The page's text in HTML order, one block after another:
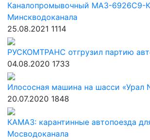
Каналопромывочный МАЗ-6926С9-
Минскводоканала
25.08.2021 1114
РУСКОМТРАНС отгрузил партию
04.08.2020 1733
Илососная машина на шасси «Урал
20.07.2020 1848
КАМАЗ: карантинные автопоезда
Мосводоканала